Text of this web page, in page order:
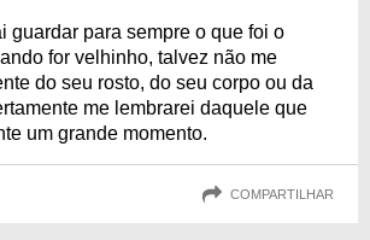
guardar para sempre o que foi o
for velhinho, talvez não me
do seu rosto, do seu corpo ou da
me lembrarei daquele que
um grande momento.
COMPARTILHAR